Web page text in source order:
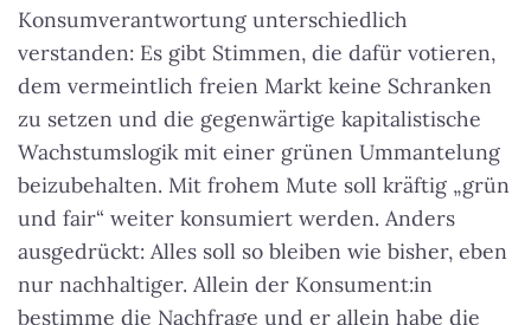
Konsumverantwortung unterschiedlich
verstanden: Es gibt Stimmen, die dafür votieren,
dem vermeintlich freien Markt keine Schranken
zu setzen und die gegenwärtige kapitalistische
Wachstumslogik mit einer grünen Ummantelung
beizubehalten. Mit frohem Mute soll kräftig „grün
und fair“ weiter konsumiert werden. Anders
ausgedrückt: Alles soll so bleiben wie bisher, eben
nur nachhaltiger. Allein der Konsument:in
bestimme die Nachfrage und er allein habe die